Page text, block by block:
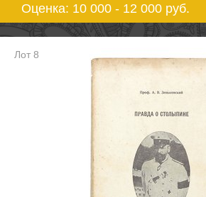
Оценка: 10 000 - 12 000 руб.
Лот 8